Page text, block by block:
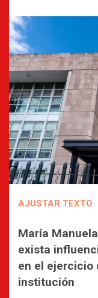
AJUSTAR TEXTO
María
exista
en el ejercicio
institución